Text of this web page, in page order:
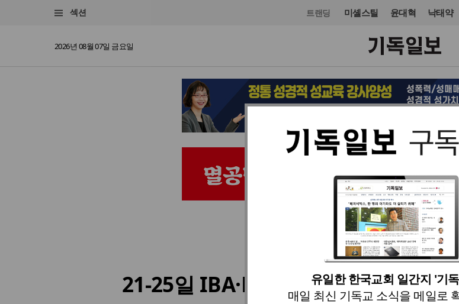
섹션 트랜딩 미셸스틸 윤대혁 낙태약
2026년 08월 07일 금요일
유일한 한국교회 일간지 '기
매일 최신 기독교 소식을 메일로
교회일반 교회 입력 2024. 10. 07
21-25일 IBA·KOMKED, ‘2024 BAM